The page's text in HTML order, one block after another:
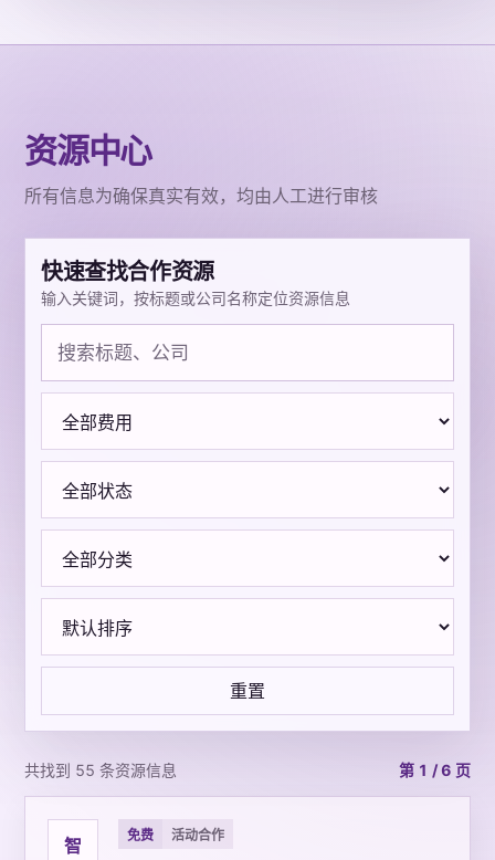
资源中心
所有信息为确保真实有效，均由人工进行审核
快速查找合作资源
输入关键词，按标题或公司名称定位资源信息
重置
共找到 55 条资源信息 第 1 / 6 页
智 免费 活动合作